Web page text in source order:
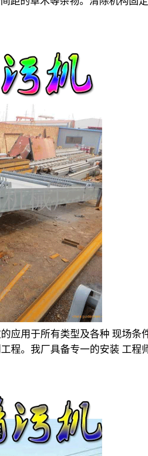
应用于所有类型及各种 现场
程。我厂具备专一的安装 工